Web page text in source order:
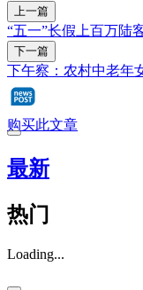
上一篇
“五一”长假上百万陆
下一篇
下午察：农村中老年
购买此文章
最新
热门
Loading...